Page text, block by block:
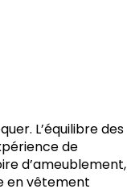
L’équilibre des
de
d’ameublement,
en vêtement